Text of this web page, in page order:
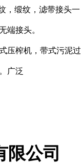
，缎纹，滤带接头一
端接头。
压榨机，带式污泥过
广泛
限公司